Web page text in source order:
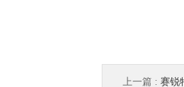
上一篇 : 赛锐